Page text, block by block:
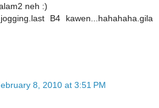
neh :)
B4 kawen...hahahaha.gila
8, 2010 at 3:51 PM